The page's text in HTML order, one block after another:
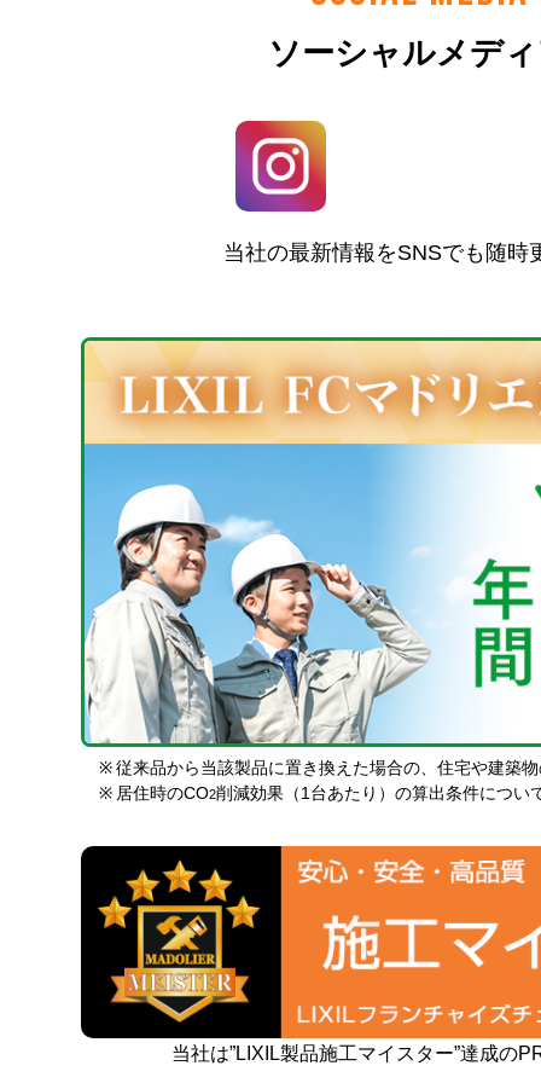
ソーシャルメデ
当社の最新情報をSNSでも随時
※ 従来品から当該製品に置き換えた場合の、住宅や建築
※ 居住時のCO2削減効果（1台あたり）の算出条件につい
当社は”LIXIL製品施工マイスター”達成の